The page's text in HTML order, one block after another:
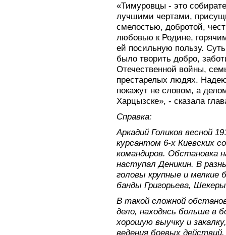
«Тимуровцы - это
лучшими чертами,
смелостью, добротой,
любовью к Родине,
ей посильную пользу.
было творить добро,
Отечественной войны,
престарелых людях.
покажут не словом, а
Харцызске», - сказала
Справка:
Аркадий Голиков весной
курсантом 6-х Киевских
командиров. Обстановка
наступал Деникин. В
головы крупные и
банды Григорьева,
В такой сложной
дело, находясь больше в
хорошую выучку и
ведения боевых